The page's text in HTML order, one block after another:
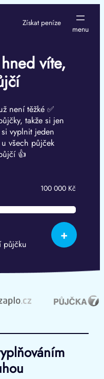
Získat peníze
víte,
není těžké ✅
takže si jen
vyplnit jeden
všech půjček
👍
+
100 000 Kč
půjčku